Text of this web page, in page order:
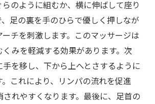
のように組むか、横に伸ばして座り
足の裏を手のひらで優しく押しなが
チを刺激します。このマッサージは
みを軽減する効果があります。次
を移し、下から上へとさするように
これにより、リンパの流れを促進
されやすくなります。最後に、足首の